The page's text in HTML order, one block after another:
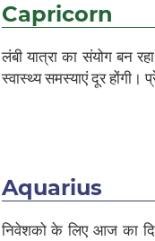
Capricorn
लंबी यात्रा का संयोग बन
स्वास्थ्य समस्याएं दूर
Aquarius
निवेशको के लिए आज का